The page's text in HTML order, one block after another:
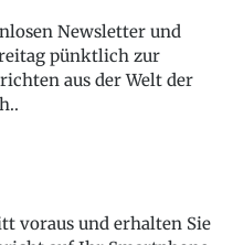
Newsletter und
pünktlich zur
aus der Welt der
voraus und erhalten Sie